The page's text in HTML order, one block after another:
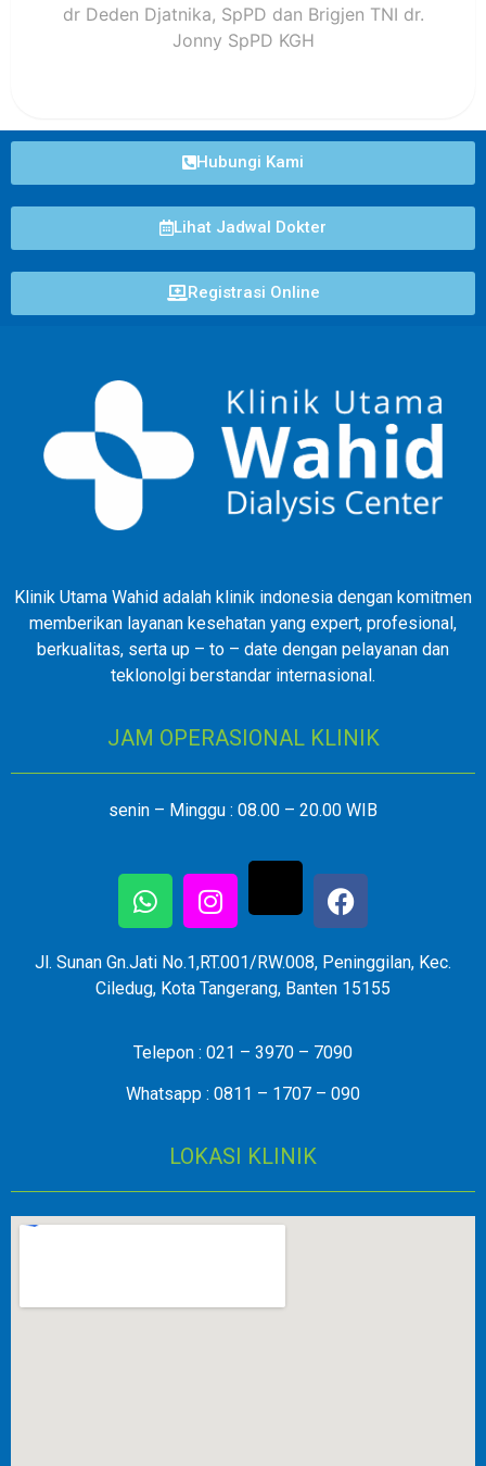
dr Deden Djatnika, SpPD dan Brigjen TNI dr.
Jonny SpPD KGH
Hubungi Kami
Lihat Jadwal Dokter
Registrasi Online
Klinik Utama Wahid adalah klinik indonesia dengan komitmen
memberikan layanan kesehatan yang expert, profesional,
berkualitas, serta up – to – date dengan pelayanan dan
teklonolgi berstandar internasional.
JAM OPERASIONAL KLINIK
senin – Minggu : 08.00 – 20.00 WIB
Jl. Sunan Gn.Jati No.1,RT.001/RW.008, Peninggilan, Kec.
Ciledug, Kota Tangerang, Banten 15155
Telepon : 021 – 3970 – 7090
Whatsapp : 0811 – 1707 – 090
LOKASI KLINIK